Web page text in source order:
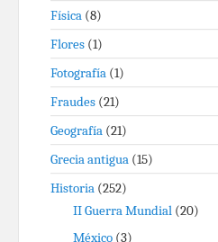
Física (8)
Flores (1)
Fotografía (1)
Fraudes (21)
Geografía (21)
Grecia antigua (15)
Historia (252)
II Guerra Mundial (20)
México (3)